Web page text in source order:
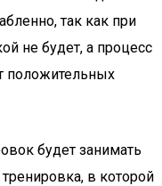
так как при
не будет, а процесс
положительных
будет занимать
в которой